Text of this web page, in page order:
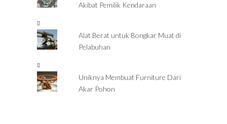
Akibat Pemilik Kendaraan
Alat Berat untuk Bongkar Muat di
Pelabuhan
Uniknya Membuat Furniture Dari
Akar Pohon